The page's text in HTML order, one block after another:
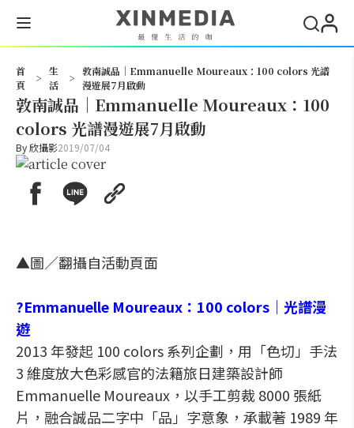
首
頁
>
生
活
>
敦南誠品｜Emmanuelle Moureaux：100 colors 光譜
漫遊展7月啟動
敦南誠品｜Emmanuelle Moureaux：100
colors 光譜漫遊展7月啟動
By欣攝影2019/07/04
▲圖／翻攝自活動頁面
?Emmanuelle Moureaux：100 colors｜光譜漫
遊
2013 年發起 100 colors 系列企劃，用「色切」手法
3 維度放大色彩感官的法籍旅日建築設計師
Emmanuelle Moureaux，以手工剪裁 8000 張紙
片，融合誠品二字中「品」字意象，承載著 1989 年